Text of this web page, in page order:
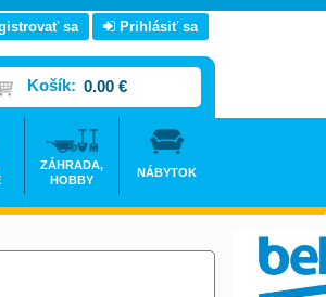
sa Prihlásiť sa
Košík: 0.00 €
ZÁHRADA,
HOBBY
NÁBYTOK